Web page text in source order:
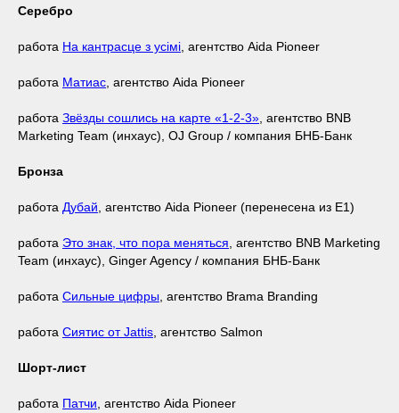
Серебро
работа На кантрасце з усімі , агентство Aida Pioneer
работа Матиас , агентство Aida Pioneer
работа Звёзды сошлись на карте «1-2-3» , агентство BNB
Marketing Team (инхаус), OJ Group / компания БНБ-Банк
Бронза
работа Дубай , агентство Aida Pioneer (перенесена из Е1)
работа Это знак, что пора меняться , агентство BNB Marketing
Team (инхаус), Ginger Agency / компания БНБ-Банк
работа Сильные цифры , агентство Brama Branding
работа Сиятис от Jattis , агентство Salmon
Шорт-лист
работа Патчи , агентство Aida Pioneer